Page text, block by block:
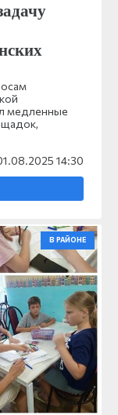
медленные
14:30
В РАЙОНЕ